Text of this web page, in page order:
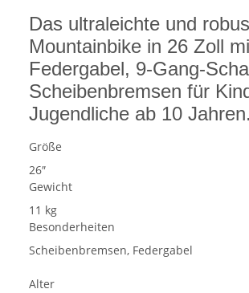
Das ultraleichte und
Mountainbike in 26 Zoll
Federgabel, 9-Gang-
Scheibenbremsen für
Jugendliche ab 10 Jahren.
Größe
26″
Gewicht
11 kg
Besonderheiten
Scheibenbremsen, Federgabel
Alter